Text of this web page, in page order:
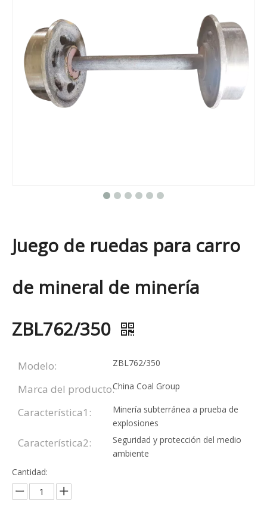
Juego de ruedas para carro
de mineral de minería
ZBL762/350
Modelo: ZBL762/350
Marca del producto:China Coal Group
Característica1:
Minería subterránea a prueba de
explosiones
Característica2:
Seguridad y protección del medio
ambiente
Cantidad: